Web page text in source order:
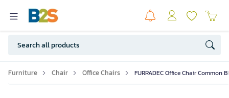
Furniture Chair Office Chairs FURRADEC Office Chair Common